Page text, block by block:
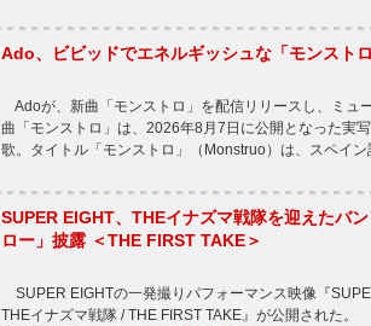
Ado、ビビッドでエネルギッシュな「モンスト
Adoが、新曲「モンストロ」を配信リリースし、ミ
曲「モンストロ」は、2026年8月7日に公開となった実
歌。タイトル「モンストロ」（Monstruo）は、スペイ
SUPER EIGHT、THEイナズマ戦隊を迎えたバ
ロー」披露 ＜THE FIRST TAKE＞
SUPER EIGHTの一発撮りパフォーマンス映像『
THEイナズマ戦隊 / THE FIRST TAKE』が公開された